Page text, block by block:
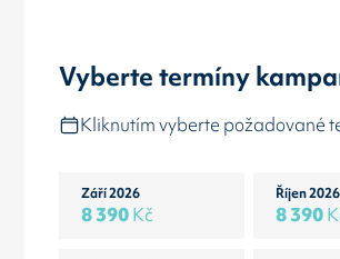
Vyberte termíny
Kliknutím vyberte požadované
Září 2026
8 390Kč
Říjen 2026
8 390